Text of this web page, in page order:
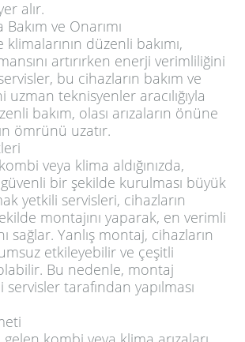
alır.
ve Onarımı
düzenli bakımı,
artırırken enerji verimliliğini
bu cihazların bakım ve
teknisyenler aracılığıyla
bakım, olası arızaların önüne
ömrünü uzatır.
veya klima aldığınızda,
bir şekilde kurulması büyük
yetkili servisleri, cihazların
montajını yaparak, en verimli
sağlar. Yanlış montaj, cihazların
etkileyebilir ve çeşitli
Bu nedenle, montaj
tarafından yapılması